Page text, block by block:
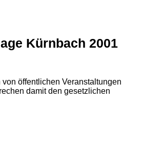
Kürnbach 2001
öffentlichen Veranstaltungen
damit den gesetzlichen